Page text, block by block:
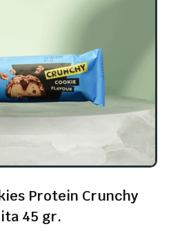
Protein Crunchy
45 gr.